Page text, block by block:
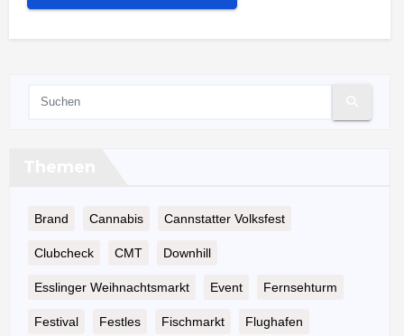
Brand Cannabis Cannstatter Volksfest
Clubcheck CMT Downhill
Esslinger Weihnachtsmarkt Event Fernsehturm
Festival Festles Fischmarkt Flughafen